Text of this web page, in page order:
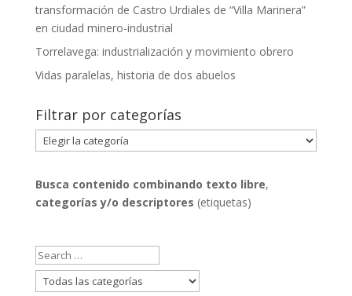
transformación de Castro Urdiales de “Villa Marinera”
en ciudad minero-industrial
Torrelavega: industrialización y movimiento obrero
Vidas paralelas, historia de dos abuelos
Filtrar por categorías
Filtrar
por
Busca contenido combinando texto libre,
categorías y/o descriptores (etiquetas)